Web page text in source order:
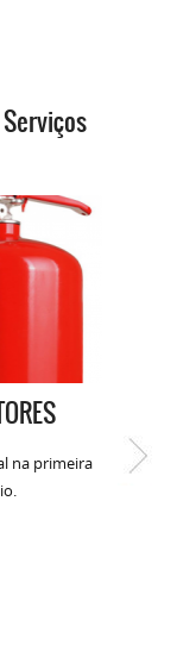
na primeira